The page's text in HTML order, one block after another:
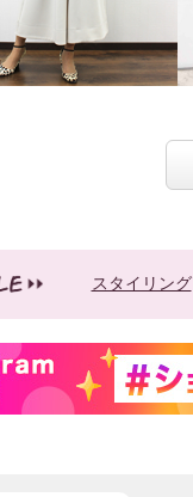
スタイリング